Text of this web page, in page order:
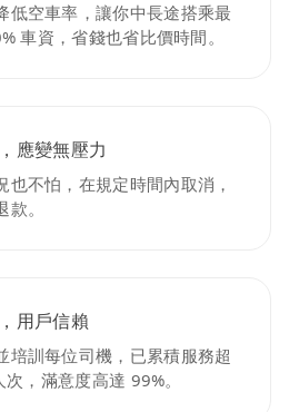
低空車率，讓你中長途搭乘最
車資，省錢也省比價時間。
應變無壓力
也不怕，在規定時間內取消，
。
用戶信賴
培訓每位司機，已累積服務超
，滿意度高達 99%。